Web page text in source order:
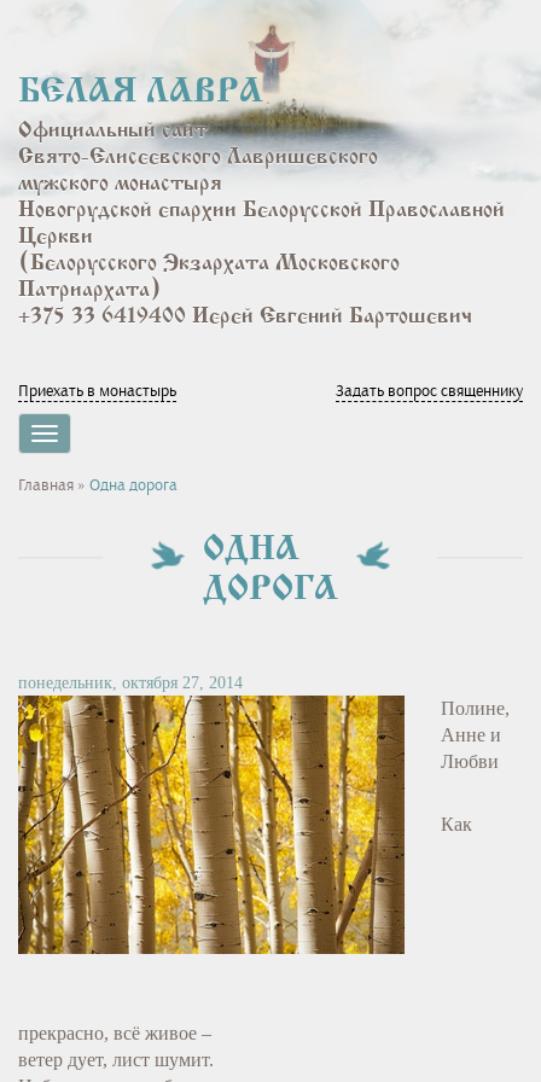
основному
содержанию
БЕЛАЯ ЛАВРА
Официальный сайт
Свято-Елисеевского Лавришевского
мужского монастыря
Новогрудской епархии Белорусской Православной
Церкви
(Белорусского Экзархата Московского
Патриархата)
+375 33 6419400 Иерей Евгений Бартошевич
Приехать в монастырь Задать вопрос священнику
Toggle
navigation
Вы
Главная » Одна дорога
ОДНА
ДОРОГА
понедельник, октября 27, 2014
Полине,
Анне и
Любви
Как
прекрасно, всё живое –
ветер дует, лист шумит.